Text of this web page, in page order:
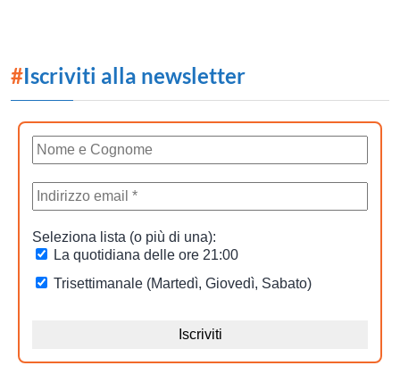
#Iscriviti alla newsletter